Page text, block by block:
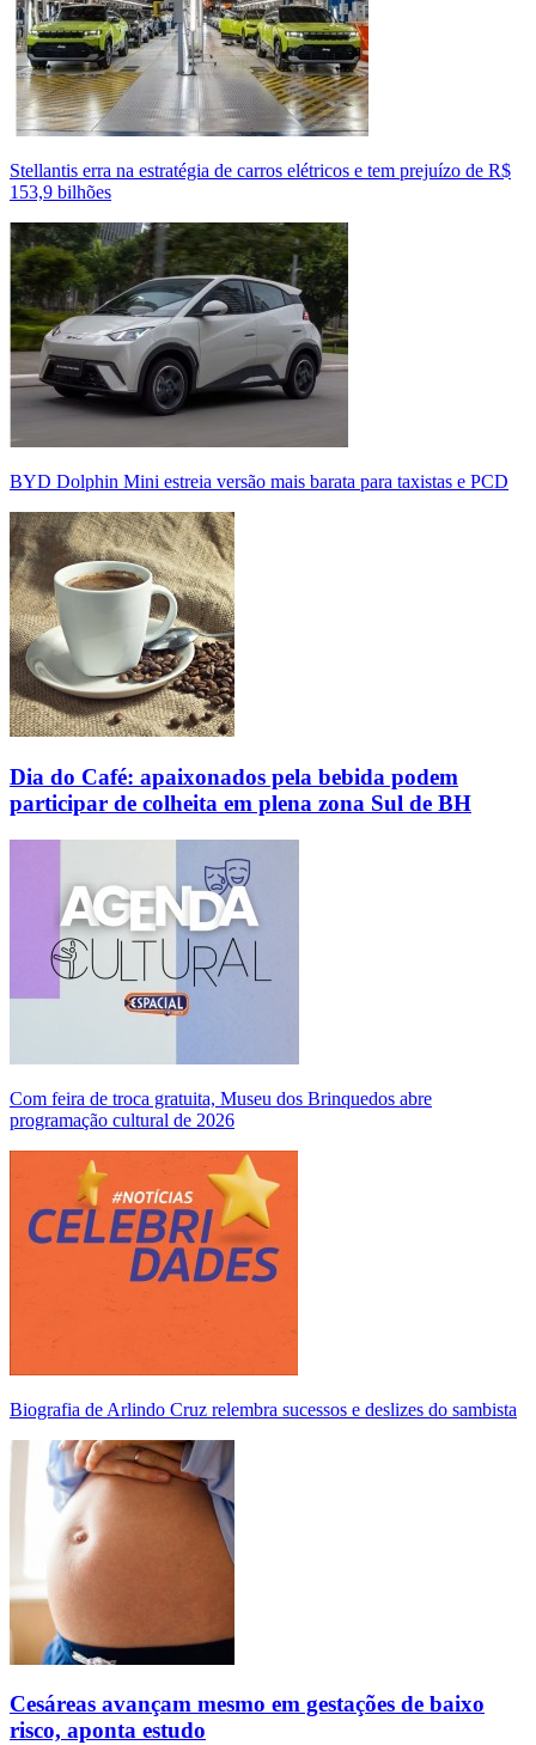
Stellantis erra na estratégia de carros elétricos e tem prejuízo de R$
153,9 bilhões
BYD Dolphin Mini estreia versão mais barata para taxistas e PCD
Dia do Café: apaixonados pela bebida podem
participar de colheita em plena zona Sul de BH
Com feira de troca gratuita, Museu dos Brinquedos abre
programação cultural de 2026
Biografia de Arlindo Cruz relembra sucessos e deslizes do sambista
Cesáreas avançam mesmo em gestações de baixo
risco, aponta estudo